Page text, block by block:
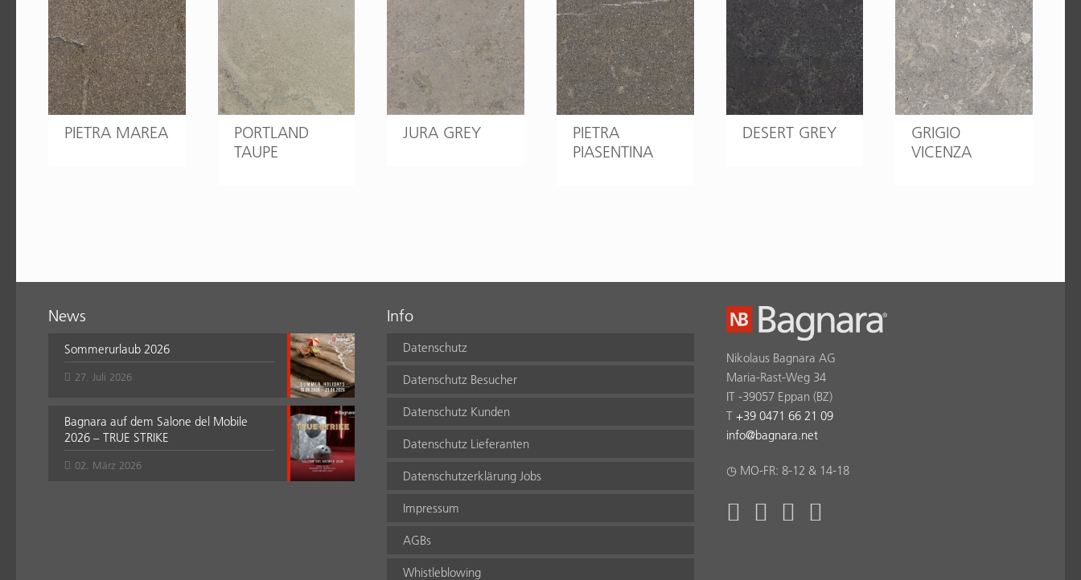
PIETRA MAREA
PORTLAND
TAUPE
JURA GREY
PIETRA
PIASENTINA
DESERT GREY
GRIGIO
VICENZA
News
Sommerurlaub 2026
27. Juli 2026
Bagnara auf dem Salone del Mobile
2026 – TRUE STRIKE
02. März 2026
Info
Datenschutz
Datenschutz Besucher
Datenschutz Kunden
Datenschutz Lieferanten
Datenschutzerklärung Jobs
Impressum
AGBs
Whistleblowing
Nikolaus Bagnara AG
Maria-Rast-Weg 34
IT -39057 Eppan (BZ)
T +39 0471 66 21 09
info@bagnara.net
◷ MO-FR: 8-12 & 14-18